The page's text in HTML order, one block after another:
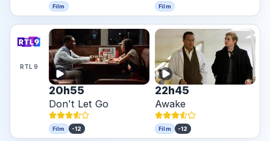
Film Film
RTL 9
20h55
Don't Let Go
Film -12
22h45
Awake
Film -12